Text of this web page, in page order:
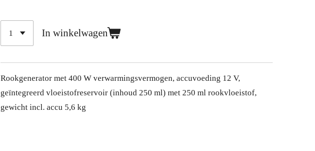
In winkelwagen
Rookgenerator met 400 W verwarmingsvermogen, accuvoeding 12 V,
geïntegreerd vloeistofreservoir (inhoud 250 ml) met 250 ml rookvloeistof,
gewicht incl. accu 5,6 kg